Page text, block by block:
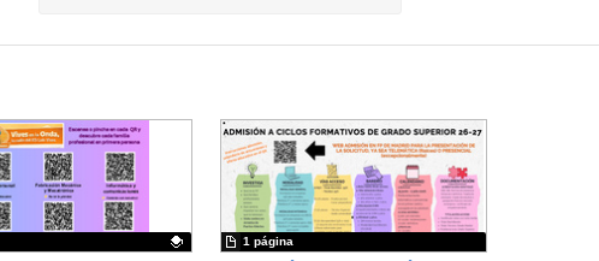
1 página